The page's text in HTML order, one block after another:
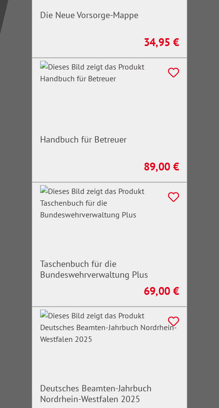
Die Neue Vorsorge-Mappe
Regulärer Preis:
34,95 €
Handbuch für Betreuer
Regulärer Preis:
89,00 €
Taschenbuch für die
Bundeswehrverwaltung Plus
Regulärer Preis:
69,00 €
Deutsches Beamten-Jahrbuch
Nordrhein-Westfalen 2025